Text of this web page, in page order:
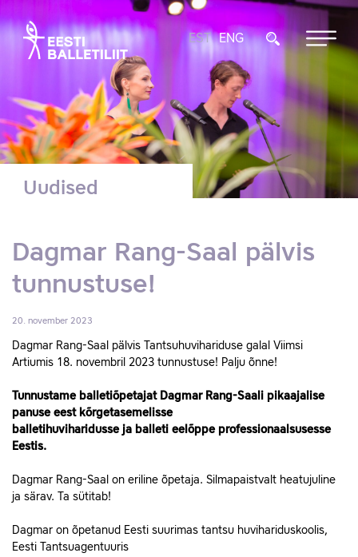
EST ENG
Uudised
Dagmar Rang-Saal pälvis
tunnustuse!
20. november 2023
Dagmar Rang-Saal pälvis Tantsuhuvihariduse galal Viimsi
Artiumis 18. novembril 2023 tunnustuse! Palju õnne!
Tunnustame balletiõpetajat Dagmar Rang-Saali pikaajalise
panuse eest kõrgetasemelisse
balletihuviharidusse ja balleti eelõppe professionaalsusesse
Eestis.
Dagmar Rang-Saal on eriline õpetaja. Silmapaistvalt heatujuline
ja särav. Ta sütitab!
Dagmar on õpetanud Eesti suurimas tantsu huvihariduskoolis,
Eesti Tantsuagentuuris